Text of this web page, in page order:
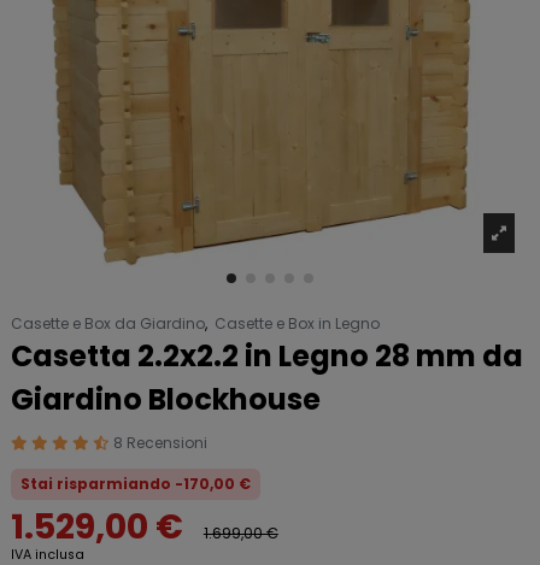
Casette e Box da Giardino, Casette e Box in Legno
Casetta 2.2x2.2 in Legno 28 mm da
Giardino Blockhouse
8 Recensioni
Stai risparmiando -170,00 €
1.529,00 € 1.699,00 €
IVA inclusa